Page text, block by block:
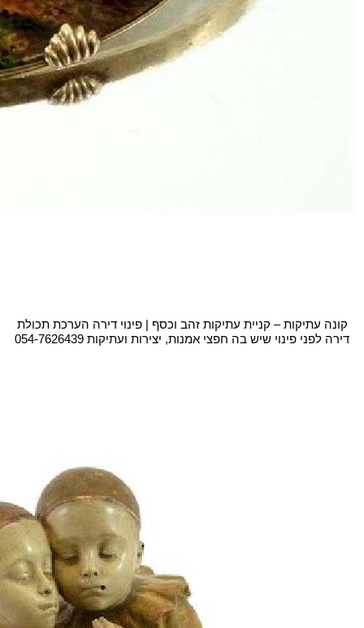
קונה עתיקות – קניית עתיקות זהב וכסף | פינוי דירה הערכת תכולת
דירה לפני פינוי שיש בה חפצי אמנות, יצירות ועתיקות 054-7626439